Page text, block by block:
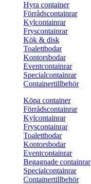
Hyra container
Förrådscontainrar
Kylcontainrar
Fryscontainrar
Kök & disk
Toalettbodar
Kontorsbodar
Eventcontainrar
Specialcontainrar
Containertillbehör
Köpa container
Förrådscontainrar
Kylcontainrar
Fryscontainrar
Toalettbodar
Kontorsbodar
Eventcontainrar
Begagnade containrar
Specialcontainrar
Containertillbehör